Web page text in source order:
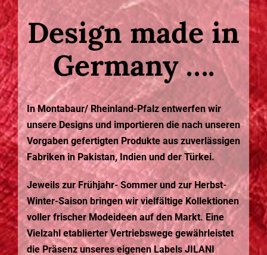
Design made in
Germany ….
In Montabaur/ Rheinland-Pfalz entwerfen wir
unsere Designs und importieren die nach unseren
Vorgaben gefertigten Produkte aus zuverlässigen
Fabriken in Pakistan, Indien und der Türkei.
Jeweils zur Frühjahr- Sommer und zur Herbst-
Winter-Saison bringen wir vielfältige Kollektionen
voller frischer Modeideen auf den Markt. Eine
Vielzahl etablierter Vertriebswege gewährleistet
die Präsenz unseres eigenen Labels JILANI